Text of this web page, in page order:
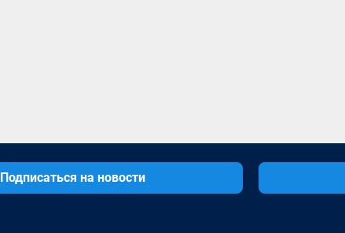
Подписаться на новости